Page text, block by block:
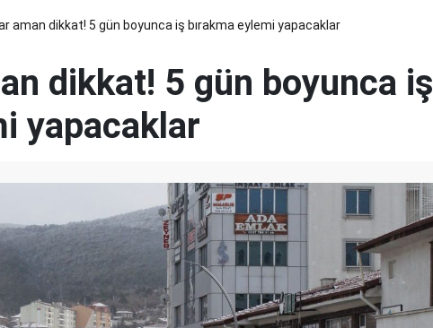
aman dikkat! 5 gün boyunca iş bırakma eylemi yapacaklar
dikkat! 5 gün boyunca iş
yapacaklar